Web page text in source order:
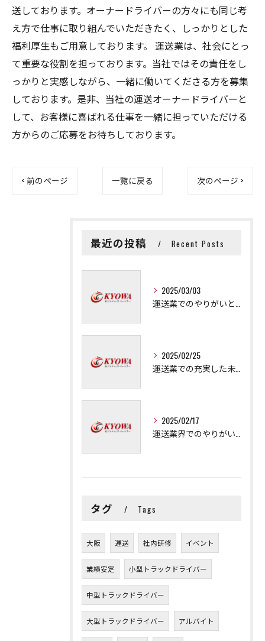
送しております。オーナードライバーの方々にも同じ考
え方で仕事に取り組んでいただきたく、しっかりとした
福利厚生もご用意しております。 運送業は、社会にとっ
て重要な役割を担っております。当社ではその責任をし
っかりと実感しながら、一緒に働いてくださる方を募集
しております。是非、当社の運送オーナードライバーと
して、お客様に喜ばれる仕事を一緒に担っていただける
方からのご応募をお待ちしております。
< 前のページ 一覧に戻る 次のページ >
最近の投稿 Recent Posts
2025/03/03
2025/02/25
2025/02/17
タグ Tags
大阪 運送 社内研修 イベント
業績安定 小型トラックドライバー
中型トラックドライバー
大型トラックドライバー アルバイト